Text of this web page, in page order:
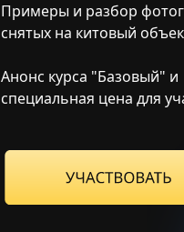
Примеры и разбор
снятых на китовый
Анонс курса "Базовый" и
специальная цена для